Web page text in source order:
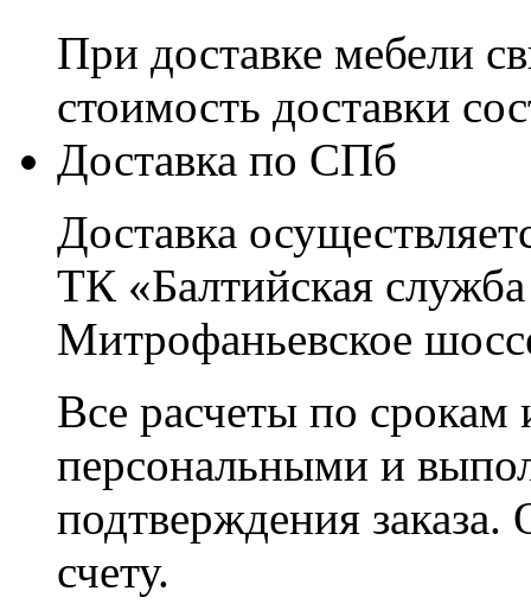
При доставке мебели
стоимость доставки
Доставка по СПб
Доставка
ТК «Балтийская
Митрофаньевское
Все расчеты по срокам
персональными и
подтверждения заказа.
счету.